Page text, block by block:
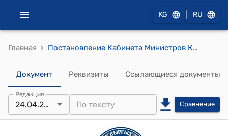
KG RU
Главная › Постановление Кабинета Министров КР от 10 мая 2022 года № 250 "О передаче функции по реализации полномочий Кабинета Министров Кыргызской Республики по выступлению в качестве акционера (участника) в некоторых хозяйственных обществах с государственной долей участия"
Документ Реквизиты Ссылающиеся документы
Редакция
24.04.2026 Сравнение